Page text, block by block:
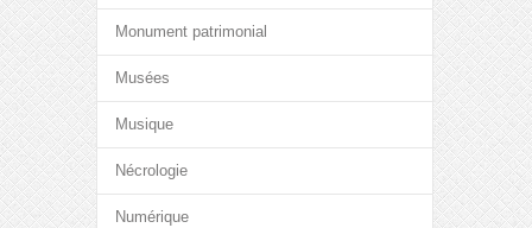
Monument patrimonial
Musées
Musique
Nécrologie
Numérique